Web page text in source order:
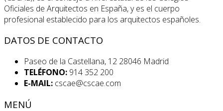
Oficiales de Arquitectos en España, y es el cuerpo
profesional establecido para los arquitectos españoles.
DATOS DE CONTACTO
Paseo de la Castellana, 12 28046 Madrid
TELÉFONO: 914 352 200
E-MAIL: cscae@cscae.com
MENÚ